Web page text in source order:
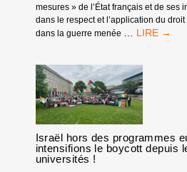
mesures » de l’État français et de ses
dans le respect et l’application du droit
dans la guerre menée
COLLÈGE
DE
FRANCE
REJOINT
LA
TROUPE
DES
Israël hors des programmes
intensifions le boycott depuis
universités !